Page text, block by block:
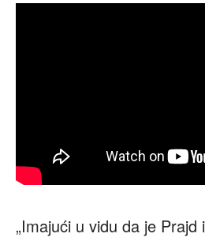
„Imajući u vidu da je